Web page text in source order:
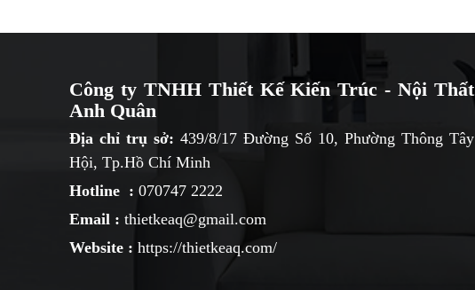
Công ty TNHH Thiết Kế Kiến Trúc - Nội Thất
Anh Quân
Địa chỉ trụ sở: 439/8/17 Đường Số 10, Phường Thông Tây
Hội, Tp.Hồ Chí Minh
Hotline : 070747 2222
Email : thietkeaq@gmail.com
Website : https://thietkeaq.com/